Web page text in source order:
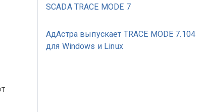
SCADA TRACE MODE 7
АдАстра выпускает TRACE MODE 7.104
для Windows и Linux